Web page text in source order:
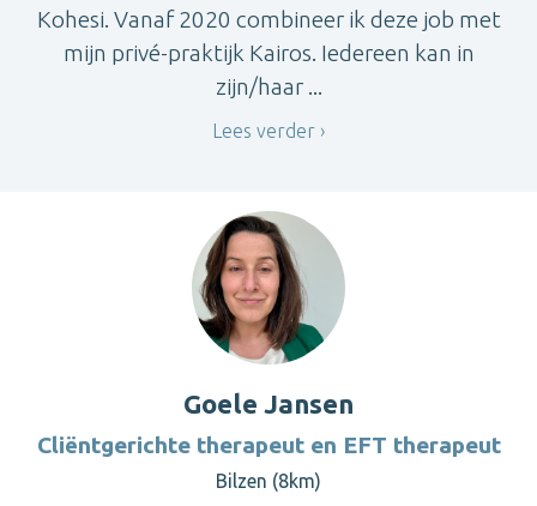
Kohesi. Vanaf 2020 combineer ik deze job met
mijn privé-praktijk Kairos. Iedereen kan in
zijn/haar ...
Lees verder
Goele Jansen
Cliëntgerichte therapeut en EFT therapeut
Bilzen (8km)